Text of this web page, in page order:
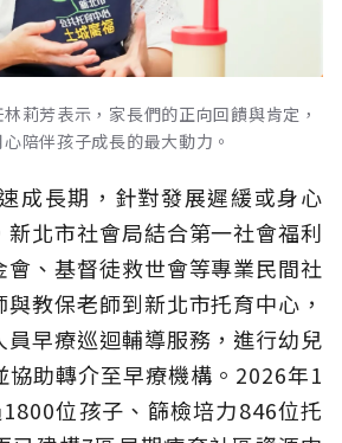
莉芳表示，家長們的正向回饋與肯定，
陪伴孩子成長的最大動力。
成長期，針對發展遲緩或身心
新北市社會局結合第一社會福利
、基督徒救世會等專業民間社
教保老師到新北市托育中心，
早療巡迴輔導服務，進行幼兒
協助轉介至早療機構。2026年1
位孩子、篩檢培力846位托